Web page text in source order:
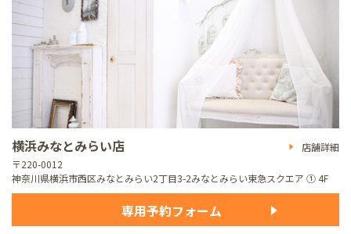
横浜みなとみらい店
店舗詳細
〒220-0012
神奈川県横浜市西区みなとみらい2丁目3-2みなとみらい東急スクエア ① 4F
専用予約フォーム